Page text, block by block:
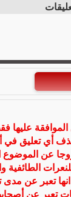
عليها
حذف أي تعليق
عن الموضوع
الطائفية
تعبر عن مدى
تعبر عن